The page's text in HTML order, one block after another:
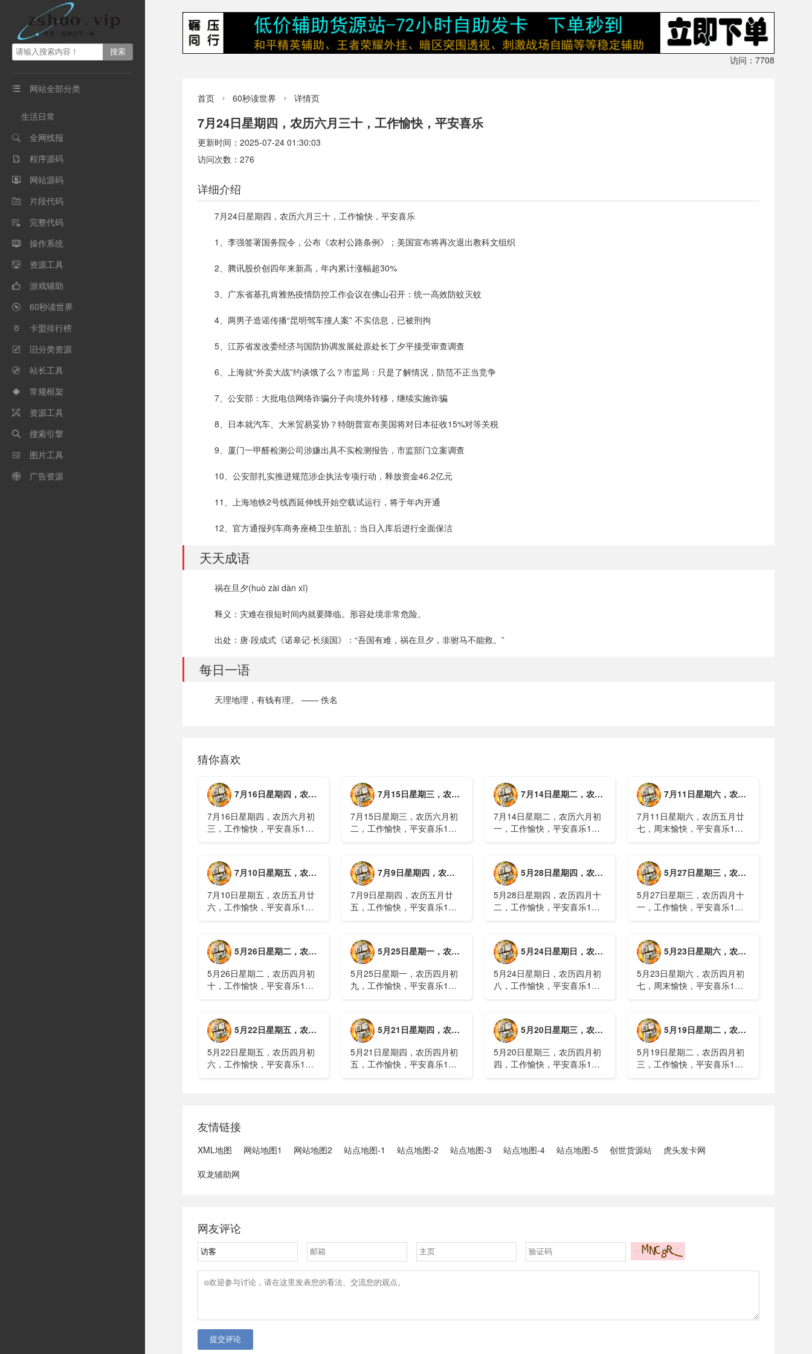
 网站全部分类
生活日常
 全网线报
 程序源码
 网站源码
 片段代码
 完整代码
 操作系统
 资源工具
 游戏辅助
 60秒读世界
 卡盟排行榜
 旧分类资源
 站长工具
 常规框架
 资源工具
 搜索引擎
 图片工具
 广告资源
访问：7708
首页  60秒读世界  详情页
7月24日星期四，农历六月三十，工作愉快，平安喜乐
更新时间：2025-07-24 01:30:03
访问次数：276
详细介绍
7月24日星期四，农历六月三十，工作愉快，平安喜乐
1、李强签署国务院令，公布《农村公路条例》；美国宣布将再次退出教科文组织
2、腾讯股价创四年来新高，年内累计涨幅超30%
3、广东省基孔肯雅热疫情防控工作会议在佛山召开：统一高效防蚊灭蚊
4、两男子造谣传播“昆明驾车撞人案” 不实信息，已被刑拘
5、江苏省发改委经济与国防协调发展处原处长丁夕平接受审查调查
6、上海就“外卖大战”约谈饿了么？市监局：只是了解情况，防范不正当竞争
7、公安部：大批电信网络诈骗分子向境外转移，继续实施诈骗
8、日本就汽车、大米贸易妥协？特朗普宣布美国将对日本征收15%对等关税
9、厦门一甲醛检测公司涉嫌出具不实检测报告，市监部门立案调查
10、公安部扎实推进规范涉企执法专项行动，释放资金46.2亿元
11、上海地铁2号线西延伸线开始空载试运行，将于年内开通
12、官方通报列车商务座椅卫生脏乱：当日入库后进行全面保洁
天天成语
祸在旦夕(huò zài dàn xī)
释义：灾难在很短时间内就要降临。形容处境非常危险。
出处：唐·段成式《诺皋记·长须国》：“吾国有难，祸在旦夕，非驸马不能救。”
每日一语
天理地理，有钱有理。 —— 佚名
猜你喜欢
7月16日星期四，农历六月初三，工作愉快，平安喜乐
7月16日星期四，农历六月初
三，工作愉快，平安喜乐1、
伊战争或升级，特朗普召集会
议讨论大规模进攻3、深圳一
商住楼加装......
7月15日星期三，农历六月初二，工作愉快，平安喜乐
7月15日星期三，农历六月初
二，工作愉快，平安喜乐1、
案2、全球首款实体瘤CAR-T
细胞治疗走向临床，上海多家
医院开......
7月14日星期二，农历六月初一，工作愉快，平安喜乐
7月14日星期二，农历六月初
一，工作愉快，平安喜乐1、
停业2、广西梧州万秀区：累
计发现登革热病例228例，已
治愈出院1......
7月11日星期六，农历五月廿七，周末愉快，平安喜乐
7月11日星期六，农历五月廿
七，周末愉快，平安喜乐1、
8000多人被困，总台记者徒步
近6小时抵达乡政府3、上海发
布海......
7月10日星期五，农历五月廿六，工作愉快，平安喜乐
7月10日星期五，农历五月廿
六，工作愉快，平安喜乐1、
山体滑坡：21名林场工人遇
难，年龄最长者近6旬3、近亿
元高标......
7月9日星期四，农历五月廿五，工作愉快，平安喜乐
7月9日星期四，农历五月廿
五，工作愉快，平安喜乐1、
家科技进步一等奖！同济大学
为纳米制造铸就“精准标尺”3、
四川宜宾高......
5月28日星期四，农历四月十二，工作愉快，平安喜乐
5月28日星期四，农历四月十
二，工作愉快，平安喜乐1、
果(金)埃博拉疫情仍处于暴发
初期，主要传播方式为体液接
触3、......
5月27日星期三，农历四月十一，工作愉快，平安喜乐
5月27日星期三，农历四月十
一，工作愉快，平安喜乐1、
2、媒体：重庆永川一村会计
打电话叫醒乡亲后失联，遗体
被找到确认遇难......
5月26日星期二，农历四月初十，工作愉快，平安喜乐
5月26日星期二，农历四月初
十，工作愉快，平安喜乐1、
15年2、神舟二十三号载人飞
船与空间站组合体完成自主快
速交会对接......
5月25日星期一，农历四月初九，工作愉快，平安喜乐
5月25日星期一，农历四月初
九，工作愉快，平安喜乐1、
接2、山洪等地质灾害风险
大，重庆永川连续暴雨已致17
人失联，1人......
5月24日星期日，农历四月初八，工作愉快，平安喜乐
5月24日星期日，农历四月初
八，工作愉快，平安喜乐1、
一煤矿爆炸已致8人死亡，井
下38人正在全力搜救3、张国
清赶赴山......
5月23日星期六，农历四月初七，周末愉快，平安喜乐
5月23日星期六，农历四月初
七，周末愉快，平安喜乐1、
常住地提供基本公共服务的实
施意见》2、珠江流域进入“龙
舟水”降雨......
5月22日星期五，农历四月初六，工作愉快，平安喜乐
5月22日星期五，农历四月初
六，工作愉快，平安喜乐1、
3、司法部：......
5月21日星期四，农历四月初五，工作愉快，平安喜乐
5月21日星期四，农历四月初
五，工作愉快，平安喜乐1、
5月20日星期三，农历四月初四，工作愉快，平安喜乐
5月20日星期三，农历四月初
四，工作愉快，平安喜乐1、
5月19日星期二，农历四月初三，工作愉快，平安喜乐
5月19日星期二，农历四月初
三，工作愉快，平安喜乐1、
友情链接
XML地图 网站地图1 网站地图2 站点地图-1 站点地图-2 站点地图-3 站点地图-4 站点地图-5 创世货源站
虎头发卡网
双龙辅助网
网友评论
提交评论